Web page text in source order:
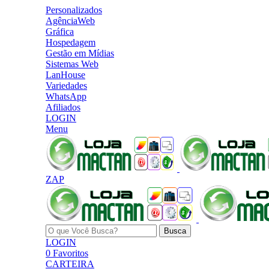
Personalizados
AgênciaWeb
Gráfica
Hospedagem
Gestão em Mídias
Sistemas Web
LanHouse
Variedades
WhatsApp
Afiliados
LOGIN
Menu
ZAP
Busca
LOGIN
0 Favoritos
CARTEIRA